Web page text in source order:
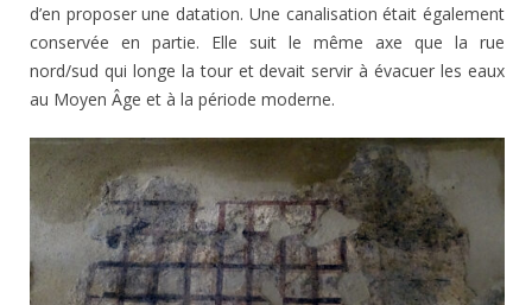
d’en proposer une datation. Une canalisation était également
conservée en partie. Elle suit le même axe que la rue
nord/sud qui longe la tour et devait servir à évacuer les eaux
au Moyen Âge et à la période moderne.